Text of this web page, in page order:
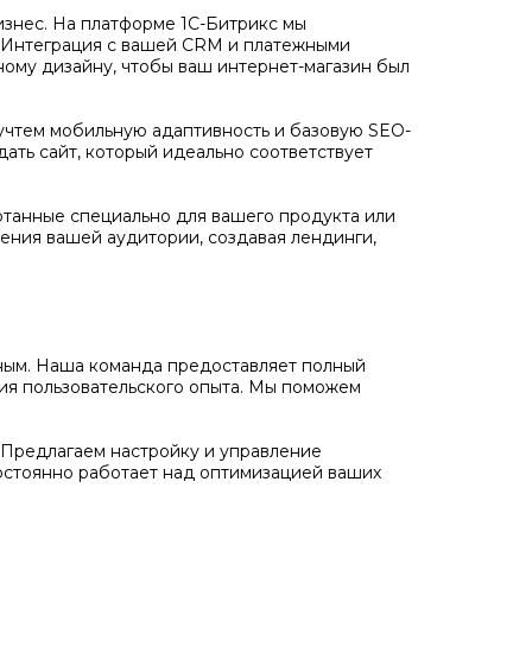
На платформе 1С-Битрикс мы
с вашей CRM и платежными
дизайну, чтобы ваш интернет-магазин был
мобильную адаптивность и базовую SEO-
сайт, который идеально соответствует
специально для вашего продукта или
вашей аудитории, создавая лендинги,
Наша команда предоставляет полный
пользовательского опыта. Мы поможем
настройку и управление
работает над оптимизацией ваших